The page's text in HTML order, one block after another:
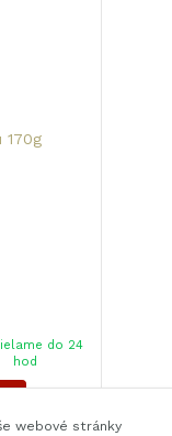
do 24
hod
webové stránky